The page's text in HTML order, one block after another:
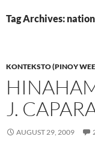
Tag Archives:
KONTEKSTO (PINOY
J.
AUGUST 29, 2009